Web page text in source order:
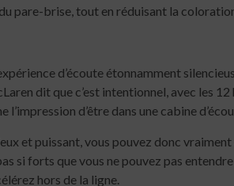
pare-brise, tout en réduisant la
d’écoute étonnamment
dit que c’est intentionnel, avec les
d’être dans une cabine
et puissant, vous pouvez donc
si forts que vous ne pouvez pas
hors de la ligne.